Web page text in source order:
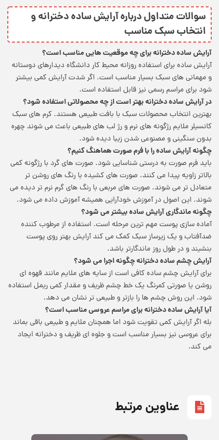
سوالات متداول درباره آرایش ساده دخترانه و
انتخاب سبک مناسب
آرایش ساده دخترانه برای چه موقعیت هایی مناسب است؟
آرایش ساده برای استفاده روزانه محیط کار دانشگاه دیدارهای دوستانه
و مهمانی های سبک بسیار مناسب است. اگر شدت آرایش کمی بیشتر
شود برای مراسم رسمی نیز قابل استفاده است.
در آرایش ساده دخترانه بهتر است از چه محصولاتی استفاده شود؟
بهترین انتخاب محصولات سبک با بافت طبیعی هستند. کرم های سبک
کانسیلر ملایم رژگونه های نرم و رژ لب های طبیعی باعث می شوند چهره
بدون سنگینی و مصنوعی شدن زیبا دیده شود.
چگونه آرایش ساده را با فرم صورت هماهنگ کنیم؟
باید فرم صورت به درستی شناسایی شود. صورت های گرد با رژگونه کمی
بالاتر زاویه پیدا می کنند. صورت های کشیده با رنگ های روشن تر
متعادل تر می شوند. صورت های مربعی با رنگ های گرم نرم تر دیده می
شوند. این اصول در آموزش خودآرایی همیشه آموزش داده می شود.
چگونه ماندگاری آرایش ساده بیشتر می شود؟
آماده سازی پوست مهم ترین مرحله است. استفاده از مرطوب کننده
ضدآفتاب و یک زیرساز سبک کمک می کند آرایش بهتر روی پوست
بنشیند و در طول روز ماندگارتر باشد.
آرایش چشم ساده دخترانه چگونه اجرا می شود؟
برای آرایش چشم ساده کافی است از سایه های ملایم مانند قهوه ای
روشن یا صورتی کمرنگ یک خط چشم ظریف و مقدار کمی ریمل استفاده
شود. این روش چشم ها را بازتر و طبیعی تر نشان می دهد.
آیا آرایش ساده دخترانه برای مراسم عروسی مناسب است؟
بله اگر آرایش کمی تقویت شود اما همچنان ملایم و طبیعی باقی بماند
برای عروسی نیز بسیار مناسب است و جلوه ای ظریف و دخترانه ایجاد
می کند.
عناوین مرتبط